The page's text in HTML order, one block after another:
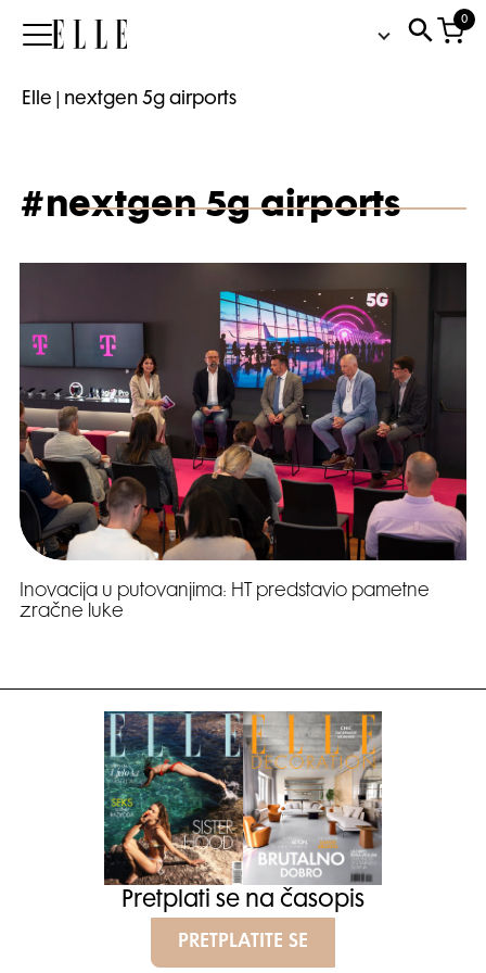
Elle
0
Elle nextgen 5g airports
#nextgen 5g airports
Inovacija u putovanjima: HT predstavio pametne
zračne luke
Pretplati se na časopis
PRETPLATITE SE